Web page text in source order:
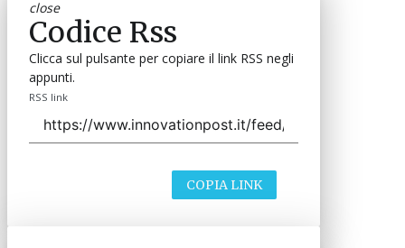
close
Codice Rss
Clicca sul pulsante per copiare il link RSS negli
appunti.
RSS link
COPIA LINK